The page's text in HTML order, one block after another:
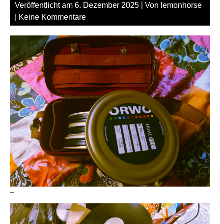
Veröffentlicht am 6. Dezember 2025 | Von lemonhorse
Keine Kommentare
–